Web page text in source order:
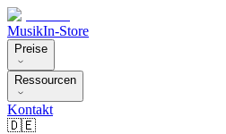
MusikIn-Store
Preise
Ressourcen
Kontakt
🇩🇪